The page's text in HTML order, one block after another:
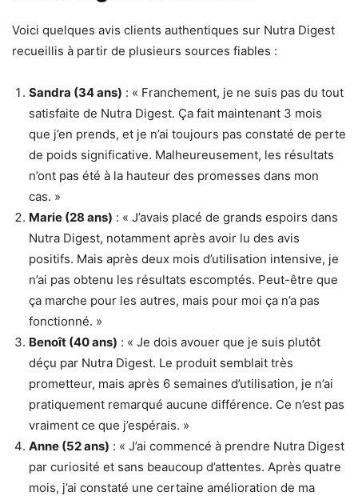
Voici quelques avis clients authentiques sur Nutra Digest
recueillis à partir de plusieurs sources fiables :
Sandra (34 ans) : « Franchement, je ne suis pas du tout
satisfaite de Nutra Digest. Ça fait maintenant 3 mois
que j’en prends, et je n’ai toujours pas constaté de perte
de poids significative. Malheureusement, les résultats
n’ont pas été à la hauteur des promesses dans mon
cas. »
Marie (28 ans) : « J’avais placé de grands espoirs dans
Nutra Digest, notamment après avoir lu des avis
positifs. Mais après deux mois d’utilisation intensive, je
n’ai pas obtenu les résultats escomptés. Peut-être que
ça marche pour les autres, mais pour moi ça n’a pas
fonctionné. »
Benoît (40 ans) : « Je dois avouer que je suis plutôt
déçu par Nutra Digest. Le produit semblait très
prometteur, mais après 6 semaines d’utilisation, je n’ai
pratiquement remarqué aucune différence. Ce n’est pas
vraiment ce que j’espérais. »
Anne (52 ans) : « J’ai commencé à prendre Nutra Digest
par curiosité et sans beaucoup d’attentes. Après quatre
mois, j’ai constaté une certaine amélioration de ma